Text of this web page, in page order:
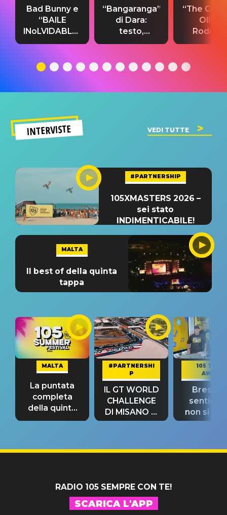
Bad Bunny e
“BAILE
INoLVIDABLE”:
testo,
significato
“Bangaranga”
di Dara:
testo,
traduzione e
del singolo
“The
Olivia
testo,
INTERVISTE VEDI TUTTE
#PARTNERSHIP
105XMASTERS 2026 –
sei stato
INDIMENTICABILE!
MALTA
Il best of della quinta
tappa
MALTA
La puntata
completa
della quinta
tappa
#PARTNERSHI
P
IL GT WORLD
CHALLENGE
DI MISANO si
riconferma
105 TAKE
AWAY
Bresh:
non si
fino alla
RADIO 105 SEMPRE CON TE!
SCARICA L'APP